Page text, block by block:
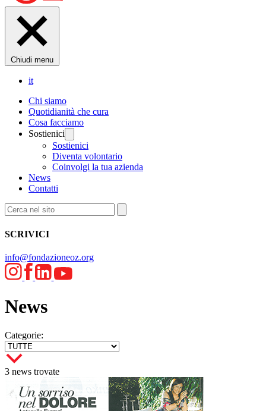
Chiudi menu
it
Chi siamo
Quotidianità che cura
Cosa facciamo
Sostienici
Sostienici
Diventa volontario
Coinvolgi la tua azienda
News
Contatti
SCRIVICI
info@fondazioneoz.org
News
Categorie:
3 news trovate